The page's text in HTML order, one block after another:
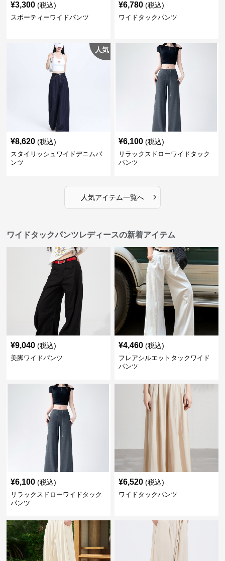
¥3,300 (税込)
スポーティーワイドパンツ
¥6,780 (税込)
ワイドタックパンツ
人気
¥8,620 (税込)
スタイリッシュワイドデニムパ
ンツ
¥6,100 (税込)
リラックスドローワイドタック
パンツ
人気アイテム一覧へ ›
ワイドタックパンツレディースの新着アイテム
¥9,040 (税込)
美脚ワイドパンツ
¥4,460 (税込)
フレアシルエットタックワイド
パンツ
¥6,100 (税込)
リラックスドローワイドタック
パンツ
¥6,520 (税込)
ワイドタックパンツ